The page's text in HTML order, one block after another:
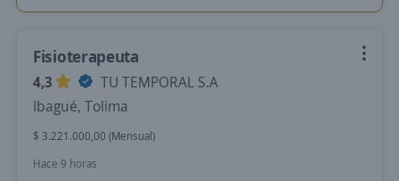
Fisioterapeuta
4,3
TU TEMPORAL S.A
Ibagué, Tolima
$ 3.221.000,00 (Mensual)
Hace 9 horas